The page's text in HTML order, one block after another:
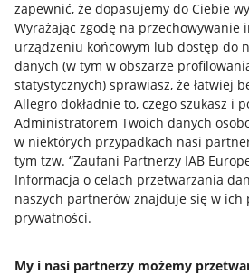
zapewnić, że dopasujemy do Ciebie
Wyrażając zgodę na przechowywanie
urządzeniu końcowym lub dostęp do
danych (w tym w obszarze
statystycznych) sprawiasz, że łatwiej
Allegro dokładnie to, czego szukasz i
Administratorem Twoich danych
w niektórych przypadkach nasi
tym tzw. “Zaufani Partnerzy IAB
Informacja o celach przetwarzania
naszych partnerów znajduje się w ich
prywatności.
My i nasi partnerzy możemy
Przydatne informacje
Jak to działa